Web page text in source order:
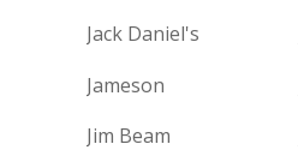
Jack Daniel's
Jameson
Jim Beam